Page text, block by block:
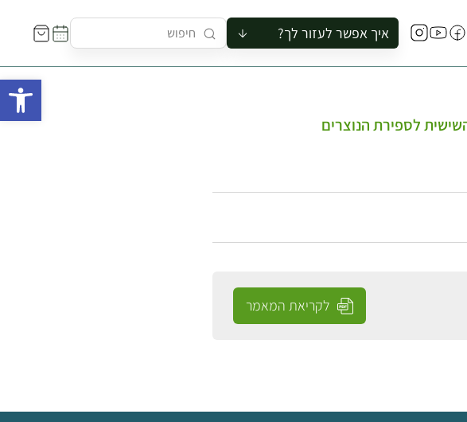
איך אפשר לעזור לך?
להזמין סיור לקבוצה
לספירת הנוצרים
לקריאת המאמר